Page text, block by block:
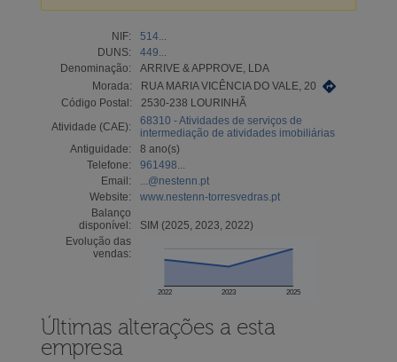
NIF:
514...
DUNS:
449...
Denominação:
ARRIVE & APPROVE, LDA
Morada:
RUA MARIA VICÊNCIA DO VALE, 20
Código Postal:
2530-238 LOURINHÃ
Atividade (CAE):
68310 - Atividades de serviços de
intermediação de atividades imobiliárias
Antiguidade:
8 ano(s)
Telefone:
961498...
Email:
...@nestenn.pt
Website:
www.nestenn-torresvedras.pt
Balanço
disponível:
SIM (2025, 2023, 2022)
Evolução das
vendas:
2022 2023 2025
Últimas alterações a esta
empresa